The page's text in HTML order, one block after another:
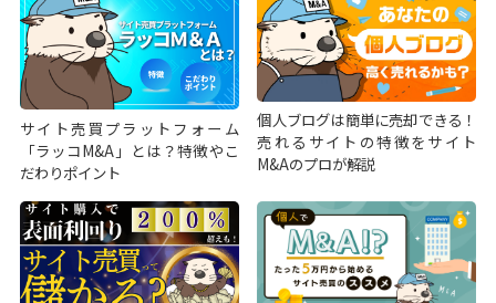
サイト売買プラットフォーム
「ラッコM&A」とは？特徴やこ
だわりポイント
個人ブログは簡単に売却できる！
売れるサイトの特徴をサイト
M&Aのプロが解説